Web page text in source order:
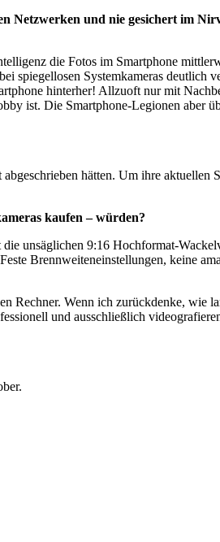
Netzwerken und nie gesichert im
die Fotos im Smartphone
spiegellosen Systemkameras deutlich
hinterher! Allzuoft nur mit
Die Smartphone-Legionen aber
hätten. Um ihre
kaufen – würden?
unsäglichen 9:16 Hochformat-
Brennweiteneinstellungen, keine
Wenn ich zurückdenke, wie
und ausschließlich